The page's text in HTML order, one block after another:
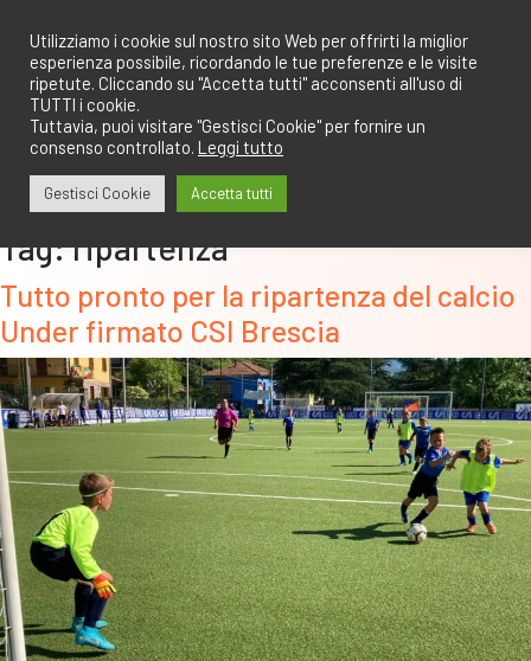
contenuto
Tag:ripartenza
Tutto pronto per la ripartenza del calcio
Under firmato CSI Brescia
Utilizziamo i cookie sul nostro sito Web per offrirti la miglior
esperienza possibile, ricordando le tue preferenze e le visite
ripetute. Cliccando su "Accetta tutti" acconsenti all'uso di
TUTTI i cookie.
Tuttavia, puoi visitare "Gestisci Cookie" per fornire un
consenso controllato. Leggi tutto
Gestisci Cookie Accetta tutti